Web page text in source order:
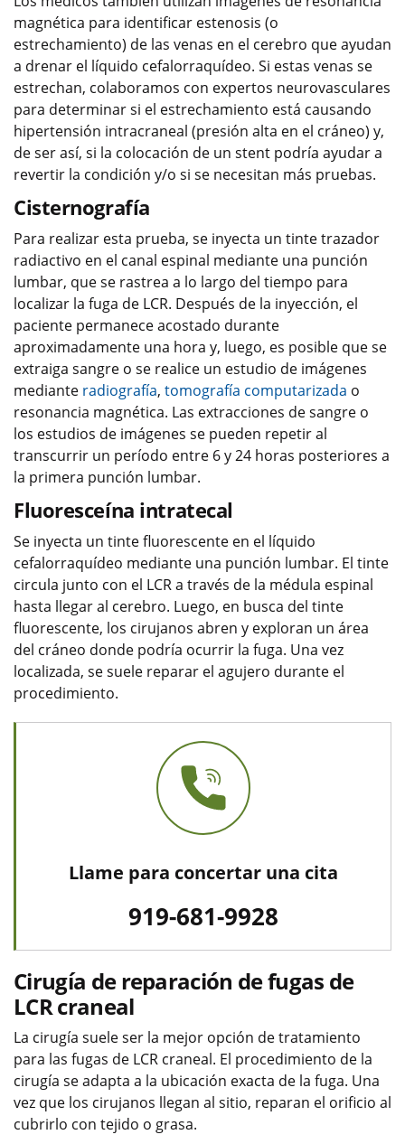
magnética para identificar estenosis (o
estrechamiento) de las venas en el cerebro que ayudan
a drenar el líquido cefalorraquídeo. Si estas venas se
estrechan, colaboramos con expertos neurovasculares
para determinar si el estrechamiento está causando
hipertensión intracraneal (presión alta en el cráneo) y,
de ser así, si la colocación de un stent podría ayudar a
revertir la condición y/o si se necesitan más pruebas.
Cisternografía
Para realizar esta prueba, se inyecta un tinte trazador
radiactivo en el canal espinal mediante una punción
lumbar, que se rastrea a lo largo del tiempo para
localizar la fuga de LCR. Después de la inyección, el
paciente permanece acostado durante
aproximadamente una hora y, luego, es posible que se
extraiga sangre o se realice un estudio de imágenes
mediante radiografía, tomografía computarizada o
resonancia magnética. Las extracciones de sangre o
los estudios de imágenes se pueden repetir al
transcurrir un período entre 6 y 24 horas posteriores a
la primera punción lumbar.
Fluoresceína intratecal
Se inyecta un tinte fluorescente en el líquido
cefalorraquídeo mediante una punción lumbar. El tinte
circula junto con el LCR a través de la médula espinal
hasta llegar al cerebro. Luego, en busca del tinte
fluorescente, los cirujanos abren y exploran un área
del cráneo donde podría ocurrir la fuga. Una vez
localizada, se suele reparar el agujero durante el
procedimiento.
Llame para concertar una cita
919-681-9928
Cirugía de reparación de fugas de
LCR craneal
La cirugía suele ser la mejor opción de tratamiento
para las fugas de LCR craneal. El procedimiento de la
cirugía se adapta a la ubicación exacta de la fuga. Una
vez que los cirujanos llegan al sitio, reparan el orificio al
cubrirlo con tejido o grasa.